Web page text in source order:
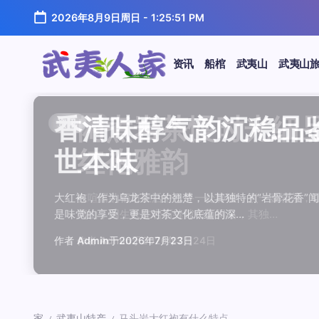
正
2026年8月9日周日 - 1:25:52 PM
武
夷
人
家
资讯 船棺 武夷山 武夷山
资讯
闲煮岩茶慢时光细
红袍雅韵
在喧嚣的都市生活中，寻一处静谧，煮一壶岩茶
夷山，因生长在岩石缝隙中而得名，其独…
作者 Admin于2026年7月24日
资讯
香清味醇气韵沉稳
世本味
大红袍，作为乌龙茶中的翘楚，以其独特的“岩
是味觉的享受，更是对茶文化底蕴的深…
作者 Admin于2026年7月23日
资讯
汤水顺滑底蕴绵长
温润质感
武夷水仙，作为乌龙茶中的经典品种，以其汤水
鉴这款茶，仿佛在品味一段悠长的岁月，…
作者 Admin于2026年7月22日
资讯
唇齿留香久久不散
独特魅力
武夷岩茶，素有“岩骨花香”之誉，而肉桂更是其
其茶汤入口后，唇齿留香久久不散，令…
作者 Admin于2026年7月21日
资讯
岩韵浓淡各不同三
比品鉴
岩茶，作为乌龙茶中的瑰宝，以其独特的“岩韵”
山丹霞地貌中吸收岩石矿物精华后形成…
作者 Admin于2026年7月20日
资讯
观汤色赏叶底全面
大红袍
品鉴武夷岩茶，观汤色与赏叶底是关键环节。肉
汤色与叶底各具特色，折射出工艺与山场…
作者 Admin于2026年7月19日
资讯
闲煮岩茶慢时光细
红袍雅韵
在喧嚣的都市生活中，寻一处静谧，煮一壶岩茶
夷山，因生长在岩石缝隙中而得名，其独…
作者 Admin于2026年7月24日
资讯
香清味醇气韵沉稳
世本味
大红袍，作为乌龙茶中的翘楚，以其独特的“岩骨花香
是味觉的享受，更是对茶文化底蕴的深…
作者 Admin于2026年7月23日
资讯
汤水顺滑底蕴绵长品
温润质感
武夷水仙，作为乌龙茶中的经典品种，以其汤水顺滑、底
鉴这款茶，仿佛在品味一段悠长的岁月，…
作者 Admin于2026年7月22日
资讯
唇齿留香久久不散品
独特魅力
武夷岩茶，素有“岩骨花香”之誉，而肉桂更是其中翘楚。
其茶汤入口后，唇齿留香久久不散，令…
作者 Admin于2026年7月21日
资讯
岩韵浓淡各不同三款
比品鉴
岩茶，作为乌龙茶中的瑰宝，以其独特的“岩韵”闻名于世
山丹霞地貌中吸收岩石矿物精华后形成…
作者 Admin于2026年7月20日
资讯
观汤色赏叶底全面品
大红袍
品鉴武夷岩茶，观汤色与赏叶底是关键环节。肉桂、水仙
汤色与叶底各具特色，折射出工艺与山场…
作者 Admin于2026年7月19日
资讯
闲煮岩茶慢时光细品
红袍雅韵
在喧嚣的都市生活中，寻一处静谧，煮一壶岩茶，让时光
夷山，因生长在岩石缝隙中而得名，其独…
作者 Admin于2026年7月24日
资讯
香清味醇气韵沉稳品
世本味
大红袍，作为乌龙茶中的翘楚，以其独特的“岩骨花香”闻
是味觉的享受，更是对茶文化底蕴的深…
作者 Admin于2026年7月23日
资讯
汤水顺滑底蕴绵长品
温润质感
武夷水仙，作为乌龙茶中的经典品种，以其汤水顺滑、底
鉴这款茶，仿佛在品味一段悠长的岁月，…
作者 Admin于2026年7月22日
资讯
唇齿留香久久不散品
独特魅力
武夷岩茶，素有“岩骨花香”之誉，而肉桂更是其中翘楚。
其茶汤入口后，唇齿留香久久不散，令…
作者 Admin于2026年7月21日
资讯
岩韵浓淡各不同三款
比品鉴
岩茶，作为乌龙茶中的瑰宝，以其独特的“岩韵”闻名于世
山丹霞地貌中吸收岩石矿物精华后形成…
作者 Admin于2026年7月20日
资讯
观汤色赏叶底全面品
大红袍
品鉴武夷岩茶，观汤色与赏叶底是关键环节。肉桂、水仙
汤色与叶底各具特色，折射出工艺与山场…
作者 Admin于2026年7月19日